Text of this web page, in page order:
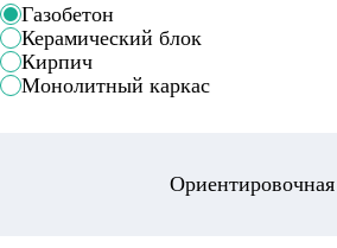
Газобетон
Керамический блок
Кирпич
Монолитный каркас